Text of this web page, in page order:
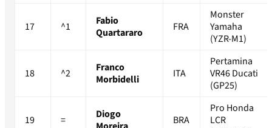
17 ^1
Fabio
Quartararo
FRA
Monster
Yamaha
(YZR-M1)
18 ^2
Franco
Morbidelli
ITA
Pertamina
VR46 Ducati
(GP25)
19 =
Diogo
BRA
Pro Honda
LCR